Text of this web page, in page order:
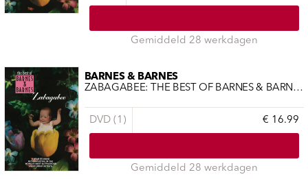
Gemiddeld 28 werkdagen
BARNES & BARNES
ZABAGABEE: THE BEST OF BARNES & BARNES
DVD (1) € 16.99
Gemiddeld 28 werkdagen